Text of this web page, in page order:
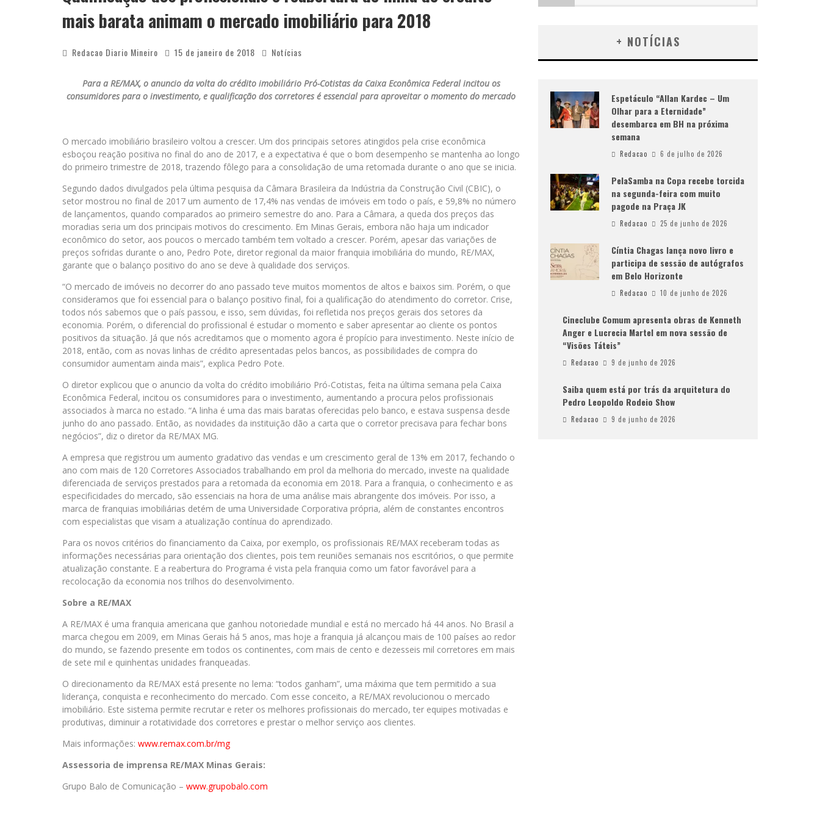
mais barata animam o mercado imobiliário para 2018
Redacao Diario Mineiro 15 de janeiro de 2018 Notícias
Para a RE/MAX, o anuncio da volta do crédito imobiliário Pró-Cotistas da Caixa Econômica Federal incitou os
consumidores para o investimento, e qualificação dos corretores é essencial para aproveitar o momento do mercado
O mercado imobiliário brasileiro voltou a crescer. Um dos principais setores atingidos pela crise econômica
esboçou reação positiva no final do ano de 2017, e a expectativa é que o bom desempenho se mantenha ao longo
do primeiro trimestre de 2018, trazendo fôlego para a consolidação de uma retomada durante o ano que se inicia.
Segundo dados divulgados pela última pesquisa da Câmara Brasileira da Indústria da Construção Civil (CBIC), o
setor mostrou no final de 2017 um aumento de 17,4% nas vendas de imóveis em todo o país, e 59,8% no número
de lançamentos, quando comparados ao primeiro semestre do ano. Para a Câmara, a queda dos preços das
moradias seria um dos principais motivos do crescimento. Em Minas Gerais, embora não haja um indicador
econômico do setor, aos poucos o mercado também tem voltado a crescer. Porém, apesar das variações de
preços sofridas durante o ano, Pedro Pote, diretor regional da maior franquia imobiliária do mundo, RE/MAX,
garante que o balanço positivo do ano se deve à qualidade dos serviços.
“O mercado de imóveis no decorrer do ano passado teve muitos momentos de altos e baixos sim. Porém, o que
consideramos que foi essencial para o balanço positivo final, foi a qualificação do atendimento do corretor. Crise,
todos nós sabemos que o país passou, e isso, sem dúvidas, foi refletida nos preços gerais dos setores da
economia. Porém, o diferencial do profissional é estudar o momento e saber apresentar ao cliente os pontos
positivos da situação. Já que nós acreditamos que o momento agora é propício para investimento. Neste início de
2018, então, com as novas linhas de crédito apresentadas pelos bancos, as possibilidades de compra do
consumidor aumentam ainda mais”, explica Pedro Pote.
O diretor explicou que o anuncio da volta do crédito imobiliário Pró-Cotistas, feita na última semana pela Caixa
Econômica Federal, incitou os consumidores para o investimento, aumentando a procura pelos profissionais
associados à marca no estado. “A linha é uma das mais baratas oferecidas pelo banco, e estava suspensa desde
junho do ano passado. Então, as novidades da instituição dão a carta que o corretor precisava para fechar bons
negócios”, diz o diretor da RE/MAX MG.
A empresa que registrou um aumento gradativo das vendas e um crescimento geral de 13% em 2017, fechando o
ano com mais de 120 Corretores Associados trabalhando em prol da melhoria do mercado, investe na qualidade
diferenciada de serviços prestados para a retomada da economia em 2018. Para a franquia, o conhecimento e as
especificidades do mercado, são essenciais na hora de uma análise mais abrangente dos imóveis. Por isso, a
marca de franquias imobiliárias detém de uma Universidade Corporativa própria, além de constantes encontros
com especialistas que visam a atualização contínua do aprendizado.
Para os novos critérios do financiamento da Caixa, por exemplo, os profissionais RE/MAX receberam todas as
informações necessárias para orientação dos clientes, pois tem reuniões semanais nos escritórios, o que permite
atualização constante. E a reabertura do Programa é vista pela franquia como um fator favorável para a
recolocação da economia nos trilhos do desenvolvimento.
Sobre a RE/MAX
A RE/MAX é uma franquia americana que ganhou notoriedade mundial e está no mercado há 44 anos. No Brasil a
marca chegou em 2009, em Minas Gerais há 5 anos, mas hoje a franquia já alcançou mais de 100 países ao redor
do mundo, se fazendo presente em todos os continentes, com mais de cento e dezesseis mil corretores em mais
de sete mil e quinhentas unidades franqueadas.
O direcionamento da RE/MAX está presente no lema: “todos ganham”, uma máxima que tem permitido a sua
liderança, conquista e reconhecimento do mercado. Com esse conceito, a RE/MAX revolucionou o mercado
imobiliário. Este sistema permite recrutar e reter os melhores profissionais do mercado, ter equipes motivadas e
produtivas, diminuir a rotatividade dos corretores e prestar o melhor serviço aos clientes.
Mais informações: www.remax.com.br/mg
Assessoria de imprensa RE/MAX Minas Gerais:
Grupo Balo de Comunicação – www.grupobalo.com
+ NOTÍCIAS
Espetáculo “Allan Kardec – Um
Olhar para a Eternidade”
desembarca em BH na próxima
semana
Redacao 6 de julho de 2026
PelaSamba na Copa recebe torcida
na segunda-feira com muito
pagode na Praça JK
Redacao 25 de junho de 2026
Cíntia Chagas lança novo livro e
participa de sessão de autógrafos
em Belo Horizonte
Redacao 10 de junho de 2026
Cineclube Comum apresenta obras de Kenneth
Anger e Lucrecia Martel em nova sessão de
“Visões Táteis”
Redacao 9 de junho de 2026
Saiba quem está por trás da arquitetura do
Pedro Leopoldo Rodeio Show
Redacao 9 de junho de 2026